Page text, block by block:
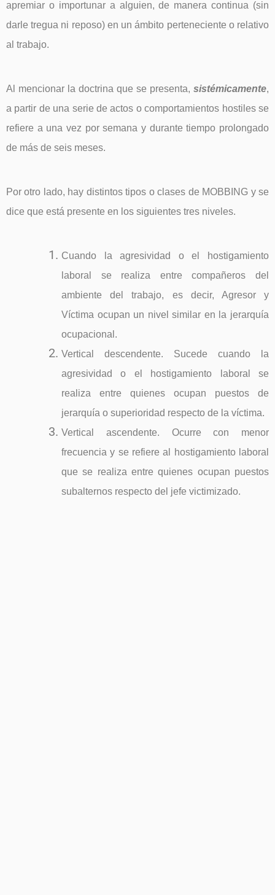
apremiar o importunar a alguien, de manera continua (sin
darle tregua ni reposo) en un ámbito perteneciente o relativo
al trabajo.
Al mencionar la doctrina que se presenta, sistémicamente,
a partir de una serie de actos o comportamientos hostiles se
refiere a una vez por semana y durante tiempo prolongado
de más de seis meses.
Por otro lado, hay distintos tipos o clases de MOBBING y se
dice que está presente en los siguientes tres niveles.
Cuando la agresividad o el hostigamiento
laboral se realiza entre compañeros del
ambiente del trabajo, es decir, Agresor y
Víctima ocupan un nivel similar en la jerarquía
ocupacional.
Vertical descendente. Sucede cuando la
agresividad o el hostigamiento laboral se
realiza entre quienes ocupan puestos de
jerarquía o superioridad respecto de la víctima.
Vertical ascendente. Ocurre con menor
frecuencia y se refiere al hostigamiento laboral
que se realiza entre quienes ocupan puestos
subalternos respecto del jefe victimizado.